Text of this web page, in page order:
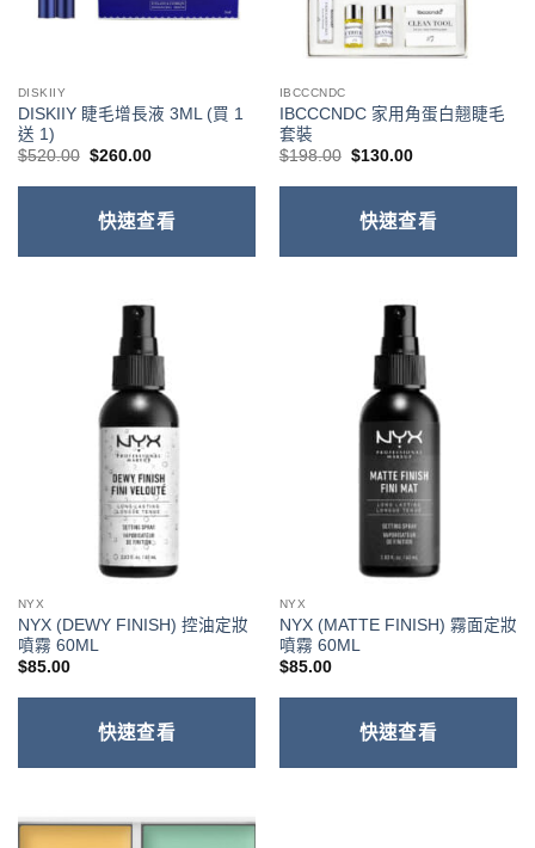
DISKIIY
DISKIIY 睫毛增長液 3ML (買 1
送 1)
$520.00 原
價
$520.00。
$260.00目
價
$260.00。
快速查看
IBCCCNDC
IBCCCNDC 家用角蛋白翹睫毛
套裝
$198.00 原
價
$198.00。
$130.00目
價
$130.00。
快速查看
NYX
NYX (DEWY FINISH) 控油定妝
噴霧 60ML
$85.00
快速查看
NYX
NYX (MATTE FINISH) 霧面定妝
噴霧 60ML
$85.00
快速查看